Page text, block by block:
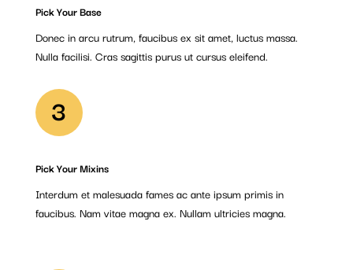
Pick Your Base
Donec in arcu rutrum, faucibus ex sit amet, luctus massa.
Nulla facilisi. Cras sagittis purus ut cursus eleifend.
3
Pick Your Mixins
Interdum et malesuada fames ac ante ipsum primis in
faucibus. Nam vitae magna ex. Nullam ultricies magna.